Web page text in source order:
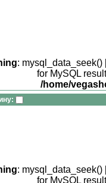
: mysql_data_seek()
for MySQL
/home/
: mysql_data_seek()
for MySQL